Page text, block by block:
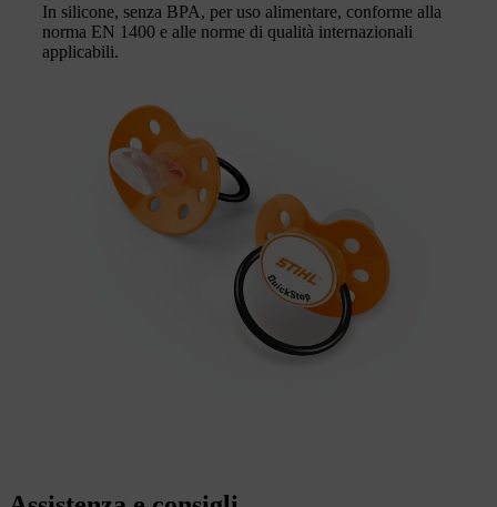
In silicone, senza BPA, per uso alimentare, conforme alla
norma EN 1400 e alle norme di qualità internazionali
applicabili.